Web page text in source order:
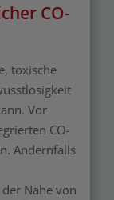
CO-
toxische
Vor
CO-
Andernfalls
Nähe von